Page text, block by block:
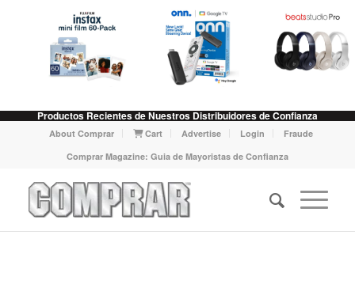
Productos Recientes de Nuestros Distribuidores de Confianza
About Comprar Cart Advertise Login
Fraude
Comprar Magazine: Guia de Mayoristas de Confianza